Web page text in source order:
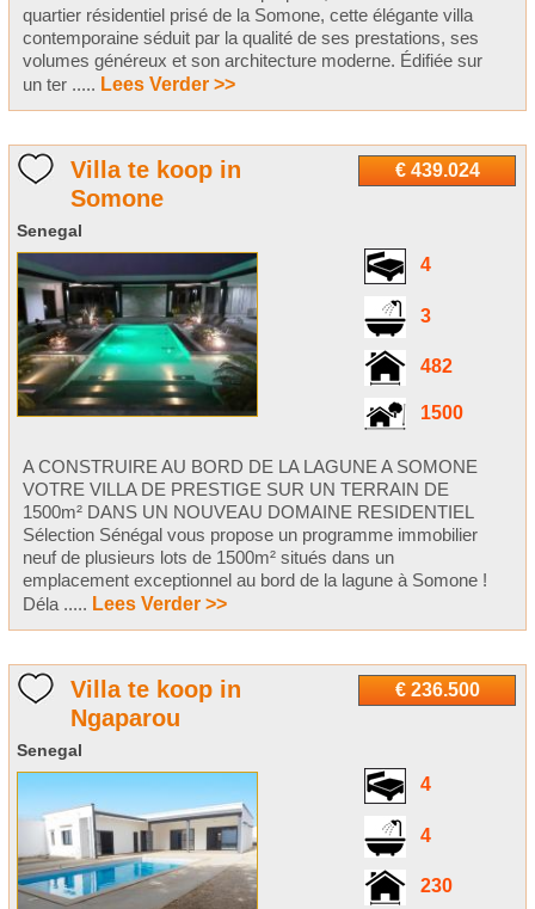
quartier résidentiel prisé de la Somone, cette élégante villa
contemporaine séduit par la qualité de ses prestations, ses
volumes généreux et son architecture moderne. Édifiée sur
un ter ..... Lees Verder >>
€ 439.024
Villa te koop in
Somone
Senegal
4
3
482
1500
A CONSTRUIRE AU BORD DE LA LAGUNE A SOMONE
VOTRE VILLA DE PRESTIGE SUR UN TERRAIN DE
1500m² DANS UN NOUVEAU DOMAINE RESIDENTIEL
Sélection Sénégal vous propose un programme immobilier
neuf de plusieurs lots de 1500m² situés dans un
emplacement exceptionnel au bord de la lagune à Somone !
Déla ..... Lees Verder >>
€ 236.500
Villa te koop in
Ngaparou
Senegal
4
4
230